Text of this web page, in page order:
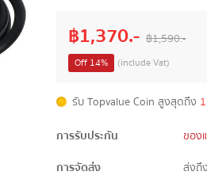
฿1,370.- ฿1,590.-
Off 14% (include Vat)
รับ Topvalue Coin สูงสุดถึง
การรับประกัน
ของ
การจัดส่ง
ส่งถึ